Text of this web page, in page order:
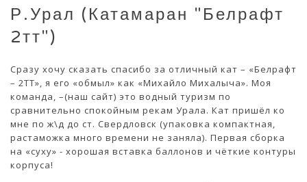
Р.Урал (катамаран "Белрафт
2тт")
Сразу хочу сказать спасибо за отличный кат – «Белрафт
– 2ТТ», я его «обмыл» как «Михайло Михалыча». Моя
команда, –(наш сайт) это водный туризм по
сравнительно спокойным рекам Урала. Кат пришёл ко
мне по ж\д до ст. Свердловск (упаковка компактная,
растаможка много времени не заняла). Первая сборка
на «суху» - хорошая вставка баллонов и чёткие контуры
корпуса!